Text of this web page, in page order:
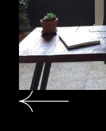
04